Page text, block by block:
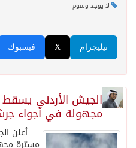
لا يوجد وسوم
فيسبوك X تيليجرام
الجيش الأردني
مجهولة في أجواء
أعلن
مسيّرة